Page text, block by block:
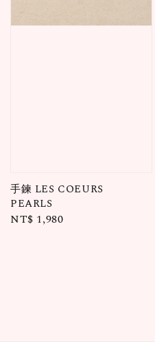
手鍊 LES COEURS
PEARLS
Regular
NT$ 1,980